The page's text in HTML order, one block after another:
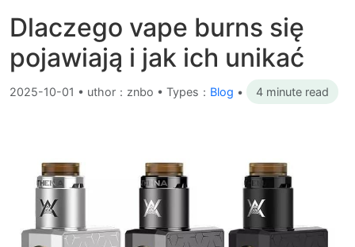
Dlaczego vape burns się
pojawiają i jak ich unikać
2025-10-01 • uthor：znbo • Types： Blog • 4 minute read